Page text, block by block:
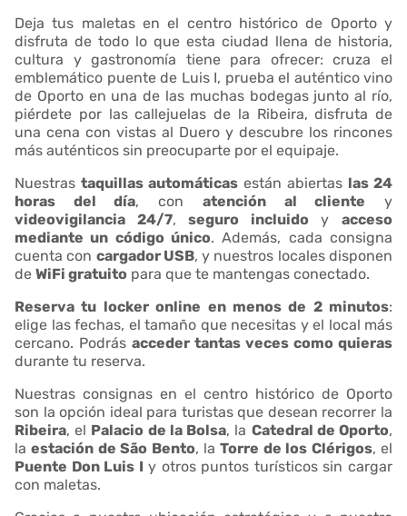
Deja tus maletas en el centro histórico de Oporto y
disfruta de todo lo que esta ciudad llena de historia,
cultura y gastronomía tiene para ofrecer: cruza el
emblemático puente de Luis I, prueba el auténtico vino
de Oporto en una de las muchas bodegas junto al río,
piérdete por las callejuelas de la Ribeira, disfruta de
una cena con vistas al Duero y descubre los rincones
más auténticos sin preocuparte por el equipaje.
Nuestras taquillas automáticas están abiertas las 24
horas del día, con atención al cliente y
videovigilancia 24/7,seguro incluido yacceso
mediante un código único. Además, cada consigna
cuenta con cargador USB, y nuestros locales disponen
de WiFi gratuito para que te mantengas conectado.
Reserva tu locker online en menos de 2 minutos:
elige las fechas, el tamaño que necesitas y el local más
cercano. Podrás acceder tantas veces como quieras
durante tu reserva.
Nuestras consignas en el centro histórico de Oporto
son la opción ideal para turistas que desean recorrer la
Ribeira, el Palacio de la Bolsa, la Catedral de Oporto,
laestación de São Bento, laTorre de los Clérigos, el
Puente Don Luis I y otros puntos turísticos sin cargar
con maletas.